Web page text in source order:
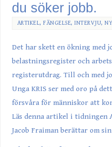
du söker jobb.
ARTIKEL,FÄNGELSE,INTERVJU,
Det har skett en ökning
belastningsregister och
registerutdrag. Till och med
Unga KRIS ser med oro på
försvåra för människor att
Läs denna artikel i tidningen
Jacob Fraimanberättar om sin